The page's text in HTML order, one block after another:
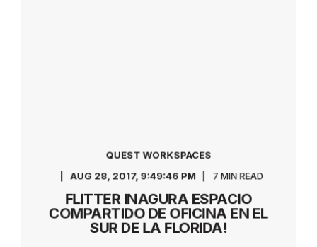
QUEST WORKSPACES
AUG 28, 2017, 9:49:46 PM
7 MIN READ
FLITTER INAGURA ESPACIO
COMPARTIDO DE OFICINA EN EL
SUR DE LA FLORIDA!